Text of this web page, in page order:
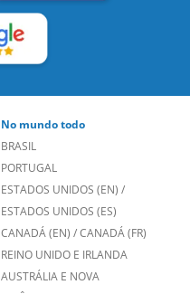
PORTUGAL
ESTADOS UNIDOS (EN)
ESTADOS UNIDOS (ES)
CANADÁ (EN)/CANADÁ (FR)
REINO UNIDO E IRLANDA
AUSTRÁLIA E NOVA
ZELÂNDIA
ALEMANHA